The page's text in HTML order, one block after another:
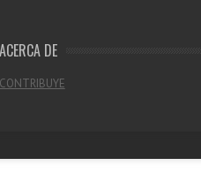
ACERCA DE
CONTRIBUYE